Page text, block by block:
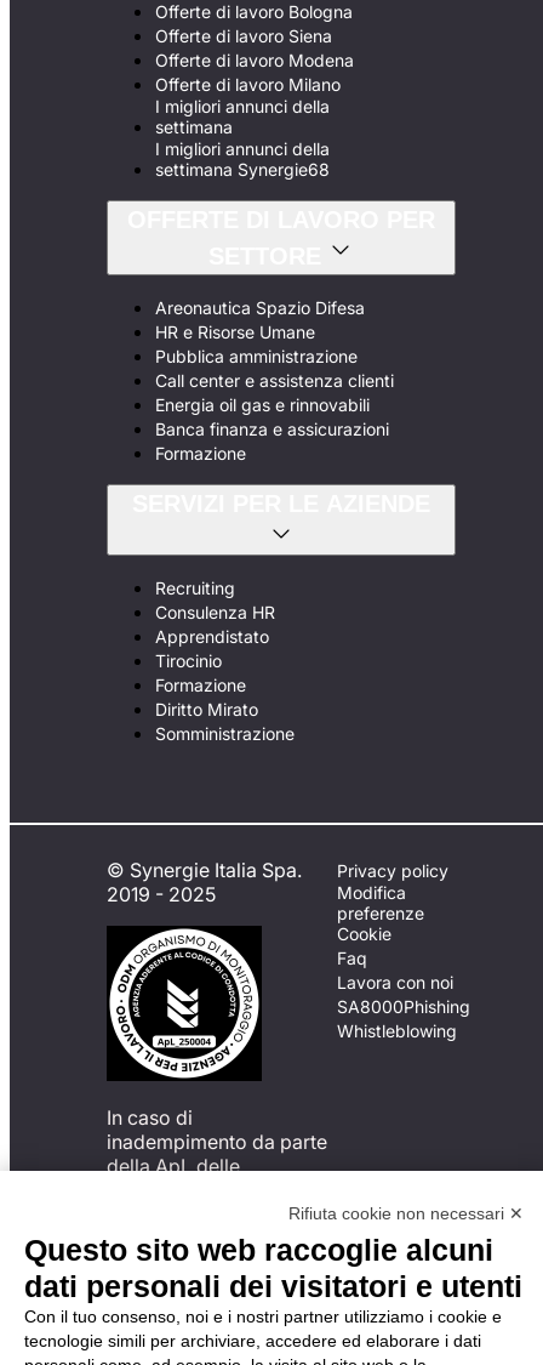
Offerte di lavoro Bologna
Offerte di lavoro Siena
Offerte di lavoro Modena
Offerte di lavoro Milano
I migliori annunci della
settimana
I migliori annunci della
settimana Synergie68
Areonautica Spazio Difesa
HR e Risorse Umane
Pubblica amministrazione
Call center e assistenza clienti
Energia oil gas e rinnovabili
Banca finanza e assicurazioni
Formazione
Recruiting
Consulenza HR
Apprendistato
Tirocinio
Formazione
Diritto Mirato
Somministrazione
© Synergie Italia Spa.
2019 - 2025
In caso di
inadempimento da parte
della ApL delle
del Codice di Condotta, è
possibile presentare un
reclamo
all’Organismo di
Monitoraggio utilizzando
una delle modalità
descritte al seguente
Privacy policy
Modifica
preferenze
Cookie
Faq
Lavora con noi
SA8000Phishing
Whistleblowing
Rifiuta cookie non necessari ✕
Questo sito web raccoglie alcuni
dati personali dei visitatori e utenti
Con il tuo consenso, noi e i nostri partner utilizziamo i cookie e
tecnologie simili per archiviare, accedere ed elaborare i dati